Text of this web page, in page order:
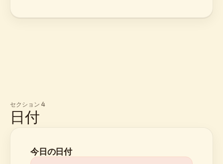
セクション 4
日付
今日の日付